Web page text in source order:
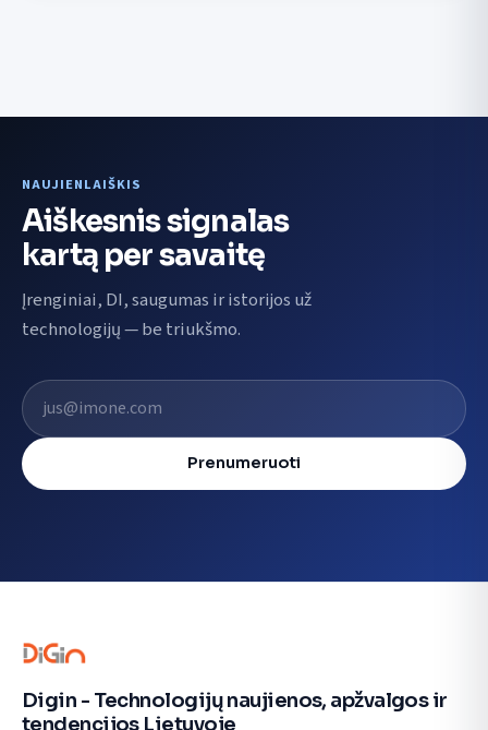
NAUJIENLAIŠKIS
Aiškesnis signalas
kartą per savaitę
Įrenginiai, DI, saugumas ir istorijos už
technologijų — be triukšmo.
El. pašto adresas
Prenumeruoti
Digin - Technologijų naujienos, apžvalgos ir
tendencijos Lietuvoje